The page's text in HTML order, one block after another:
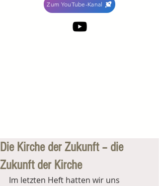
Zum YouTube-Kanal
Die Kirche der Zukunft – die
Zukunft der Kirche
Im letzten Heft hatten wir uns